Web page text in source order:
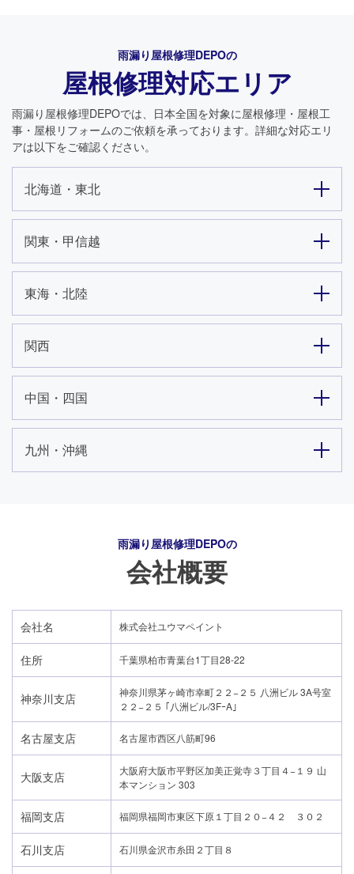
雨漏り屋根修理DEPOの
屋根修理対応エリア
雨漏り屋根修理DEPOでは、日本全国を対象に屋根修理・屋根工
事・屋根リフォームのご依頼を承っております。詳細な対応エリ
アは以下をご確認ください。
北海道・東北
関東・甲信越
東海・北陸
関西
中国・四国
九州・沖縄
雨漏り屋根修理DEPOの
会社概要
会社名 株式会社ユウマペイント
住所 千葉県柏市青葉台1丁目28-22
神奈川支店
神奈川県茅ヶ崎市幸町２２−２５ 八洲ビル 3A号室
２２−２５ ｢八洲ビル/3FｰA｣
名古屋支店 名古屋市西区八筋町96
大阪支店
大阪府大阪市平野区加美正覚寺３丁目４−１９ 山
本マンション 303
福岡支店 福岡県福岡市東区下原１丁目２０−４２ ３０２
石川支店 石川県金沢市糸田２丁目８